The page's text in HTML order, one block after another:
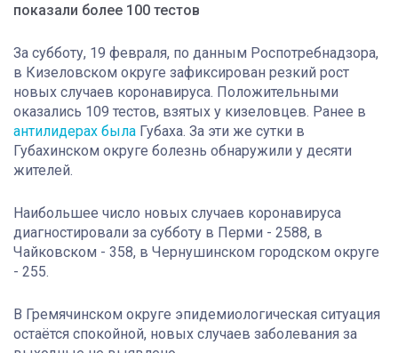
показали более 100 тестов
За субботу, 19 февраля, по данным Роспотребнадзора,
в Кизеловском округе зафиксирован резкий рост
новых случаев коронавируса. Положительными
оказались 109 тестов, взятых у кизеловцев. Ранее в
антилидерах была Губаха. За эти же сутки в
Губахинском округе болезнь обнаружили у десяти
жителей.
Наибольшее число новых случаев коронавируса
диагностировали за субботу в Перми - 2588, в
Чайковском - 358, в Чернушинском городском округе
- 255.
В Гремячинском округе эпидемиологическая ситуация
остаётся спокойной, новых случаев заболевания за